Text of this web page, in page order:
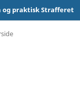
og praktisk Strafferet